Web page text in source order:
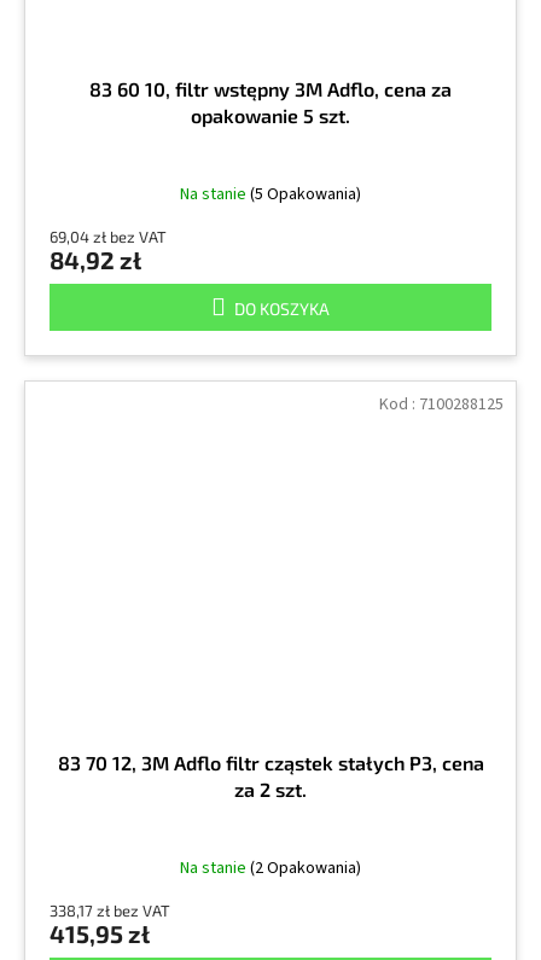
83 60 10, filtr wstępny 3M Adflo, cena za
opakowanie 5 szt.
Na stanie (5 Opakowania)
69,04 zł bez VAT
84,92 zł
DO KOSZYKA
83 70 12, 3M Adflo filtr cząstek stałych P3, cena
za 2 szt.
Na stanie (2 Opakowania)
338,17 zł bez VAT
415,95 zł
Kod : 7100288125